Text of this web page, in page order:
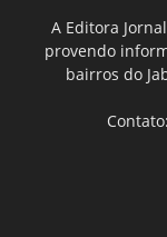
A Editora
provendo
bairros do
Contato: